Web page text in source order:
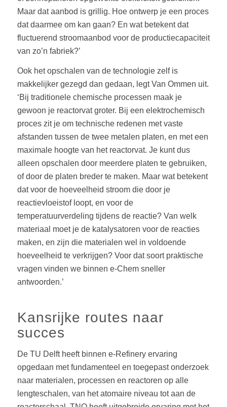
Maar dat aanbod is grillig. Hoe ontwerp je een proces
dat daarmee om kan gaan? En wat betekent dat
fluctuerend stroomaanbod voor de productiecapaciteit
van zo’n fabriek?’
Ook het opschalen van de technologie zelf is
makkelijker gezegd dan gedaan, legt Van Ommen uit.
‘Bij traditionele chemische processen maak je
gewoon je reactorvat groter. Bij een elektrochemisch
proces zit je om technische redenen met vaste
afstanden tussen de twee metalen platen, en met een
maximale hoogte van het reactorvat. Je kunt dus
alleen opschalen door meerdere platen te gebruiken,
of door de platen breder te maken. Maar wat betekent
dat voor de hoeveelheid stroom die door je
reactievloeistof loopt, en voor de
temperatuurverdeling tijdens de reactie? Van welk
materiaal moet je de katalysatoren voor de reacties
maken, en zijn die materialen wel in voldoende
hoeveelheid te verkrijgen? Voor dat soort praktische
vragen vinden we binnen e-Chem sneller
antwoorden.’
Kansrijke routes naar
succes
De TU Delft heeft binnen e-Refinery ervaring
opgedaan met fundamenteel en toegepast onderzoek
naar materialen, processen en reactoren op alle
lengteschalen, van het atomaire niveau tot aan de